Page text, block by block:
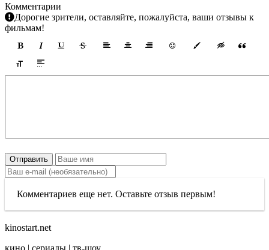
Комментарии
Дорогие зрители, оставляйте, пожалуйста, ваши отзывы к
фильмам!
Отправить
Комментариев еще нет. Оставьте отзыв первым!
kinostart.net
кино | сериалы | тв-шоу